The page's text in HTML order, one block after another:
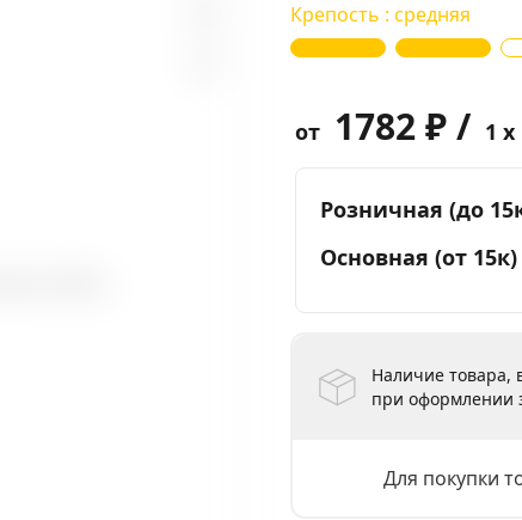
Крепость : средняя
от 1782 ₽ / 1
Розничная (до
Основная (от 15к)
Наличие товара,
при оформлении
Для покупки